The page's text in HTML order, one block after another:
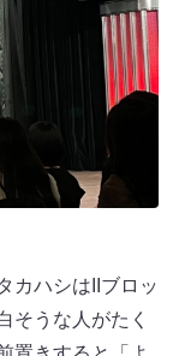
カハシはIIブロッ
そうな人がたく